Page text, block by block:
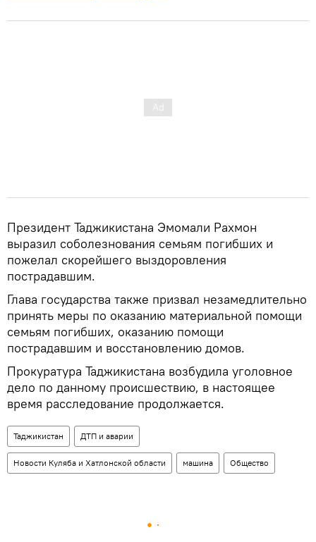
Президент Таджикистана Эмомали Рахмон
выразил соболезнования семьям погибших и
пожелал скорейшего выздоровления
пострадавшим.
Глава государства также призвал незамедлительно
принять меры по оказанию материальной помощи
семьям погибших, оказанию помощи
пострадавшим и восстановлению домов.
Прокуратура Таджикистана возбудила уголовное
дело по данному происшествию, в настоящее
время расследование продолжается.
Таджикистан ДТП и аварии
Новости Куляба и Хатлонской области машина Общество